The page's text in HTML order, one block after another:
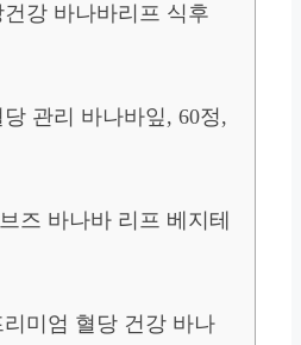
강 바나바리프 식후
관리 바나바잎, 60정,
즈 바나바 리프 베지테
미엄 혈당 건강 바나